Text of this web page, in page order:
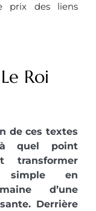
prix des liens
Roi
de ces textes
quel point
transformer
simple en
d’une
Derrière